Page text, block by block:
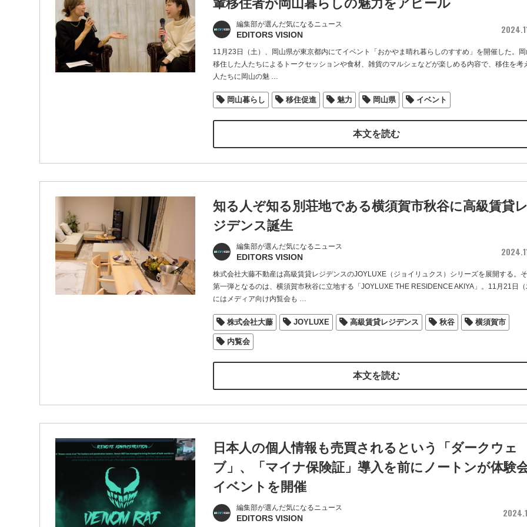
輩移住者が岡山暮らしの魅力をアピール
編集部が選んだ気になるニュース
EDITORS VISION
11月23日（土）、岡山県が東京都内にてイベント「おかやま晴れ暮らしのすすめ」を開催した。岡
移住した人たちによるトークセッションや食材、雑貨のマルシェなどが楽しめる内容で、移住を考
人たちに岡山の魅…
岡山暮らし 移住促進 魅力 岡山県 イベント
本文を読む
知る人ぞ知る別荘地である横須賀市秋谷に高級賃貸レ
ジデンス誕生
編集部が選んだ気になるニュース
EDITORS VISION
株式会社大藤不動産は高級賃貸レジデンスのJOYLUXE（ジョイリュクス）シリーズを展開する。
第一弾となるのは、横須賀市秋谷に立地する「JOYLUXE THE RESIDENCE AKIYA」。11月21日（
にはメディア向け内覧会も …
株式会社大藤 JOYLUXE 高級賃貸レジデンス 秋谷 横須賀市
内覧会
本文を読む
日本人の個人情報も売買されるという「ダークウェ
ブ」、「マイナ保険証」導入を前にノートンが体験
イベントを開催
編集部が選んだ気になるニュース
EDITORS VISION